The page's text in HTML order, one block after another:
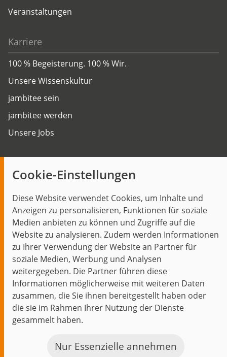
Cookie-Einstellungen
Diese Website verwendet Cookies, um Inhalte und
Anzeigen zu personalisieren, Funktionen für soziale
Medien anbieten zu können und Zugriffe auf die
Website zu analysieren. Zudem werden Informationen
zu Ihrer Verwendung der Website an Partner für
soziale Medien, Werbung und Analysen
weitergegeben. Die Partner führen diese
Informationen möglicherweise mit weiteren Daten
zusammen, die Sie ihnen bereitgestellt haben oder
die sie im Rahmen Ihrer Nutzung der Dienste
gesammelt haben.
Nur Essenzielle annehmen
Veranstaltungen
Karriere
100 % Begeisterung. 100 % Wir.
Unsere Wissenskultur
jambitee sein
jambitee werden
Unsere Jobs
Themen im Fokus
Events
Start Datenschutz Impressum
Kontakt
jambit auf instagramjambit auf kununujambit auf linkedin
© 1999–2026 jambit GmbH. Alle Rechte vorbehalten.